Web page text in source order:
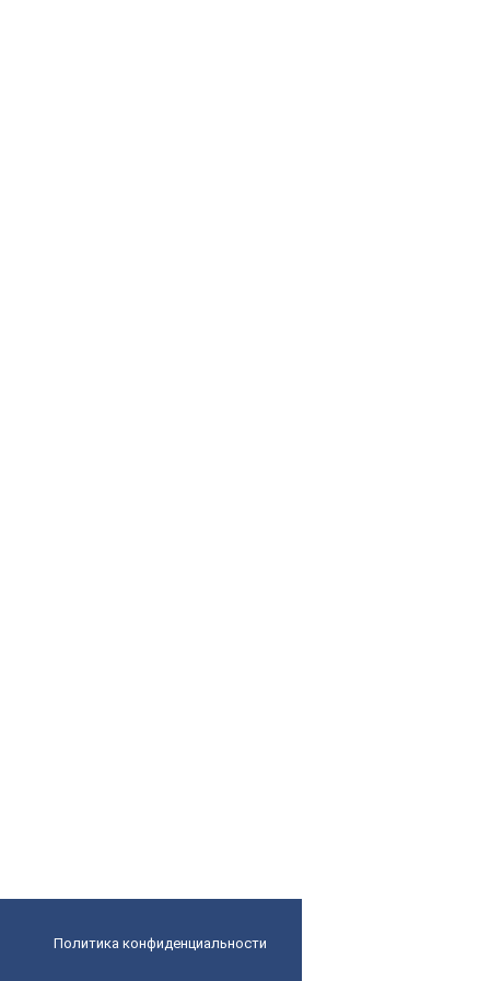
Политика конфиденциальности